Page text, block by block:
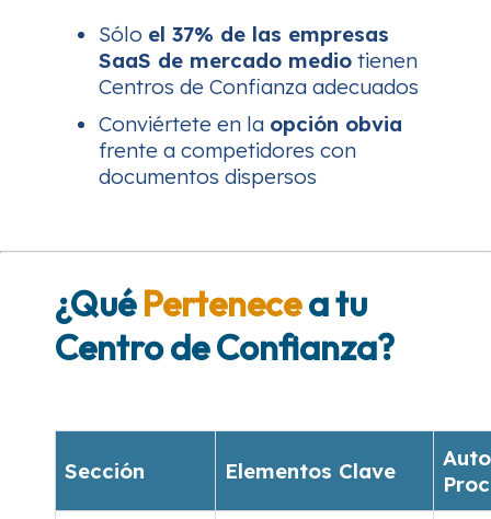
Sólo el 37% de las empresas
SaaS de mercado medio tienen
Centros de Confianza adecuados
Conviértete en la opción obvia
frente a competidores con
documentos dispersos
¿QuéPertenecea tu
Centro de Confianza?
Sección Elementos Clave